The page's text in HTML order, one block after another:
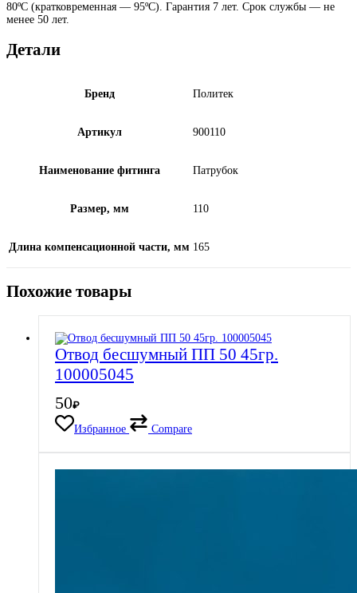
80ºС (кратковременная — 95ºС). Гарантия 7 лет. Срок службы — не
менее 50 лет.
Детали
Бренд Политек
Артикул 900110
Наименование фитинга Патрубок
Размер, мм 110
Длина компенсационной части, мм 165
Похожие товары
Отвод бесшумный ПП 50 45гр.
100005045
50₽
Избранное
Compare